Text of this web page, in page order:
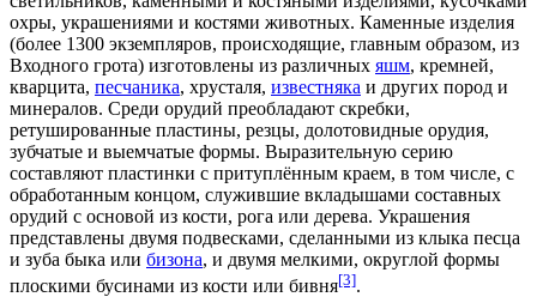
охры, украшениями и костями животных. Каменные изделия
(более 1300 экземпляров, происходящие, главным образом, из
Входного грота) изготовлены из различных яшм, кремней,
кварцита, песчаника, хрусталя, известняка и других пород и
минералов. Среди орудий преобладают скребки,
ретушированные пластины, резцы, долотовидные орудия,
зубчатые и выемчатые формы. Выразительную серию
составляют пластинки с притуплённым краем, в том числе, с
обработанным концом, служившие вкладышами составных
орудий с основой из кости, рога или дерева. Украшения
представлены двумя подвесками, сделанными из клыка песца
и зуба быка или бизона, и двумя мелкими, округлой формы
плоскими бусинами из кости или бивня[3].